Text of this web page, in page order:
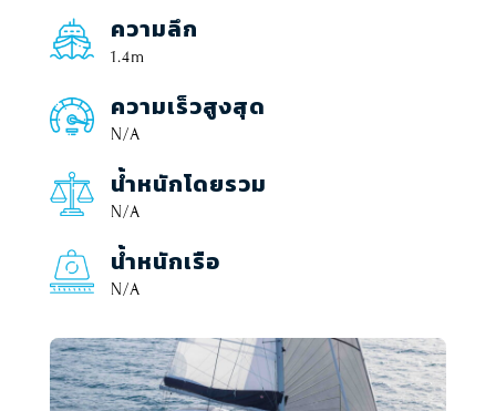
ความลึก
1.4m
ความเร็วสูงสุด
N/A
น้ำหนักโดยรวม
N/A
น้ำหนักเรือ
N/A